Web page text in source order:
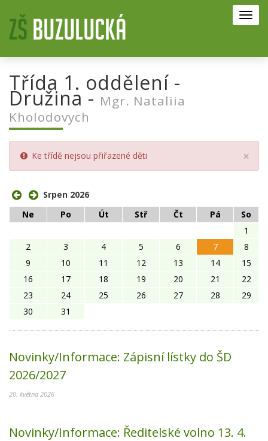
Třída 1. oddělení -
Družina - Mgr. Nataliia
Kholodovych
×
Ke třídě nejsou přiřazené děti
Srpen 2026
Ne
Po Út Stř Čt Pá
So
1
2
3 4 5 6 7
8
9
10 11 12 13 14
15
16
17 18 19 20 21
22
23
24 25 26 27 28
29
30
31
Novinky/Informace: Zápisní lístky do ŠD
2026/2027
20. května 2026
Novinky/Informace: Ředitelské volno 13. 4.